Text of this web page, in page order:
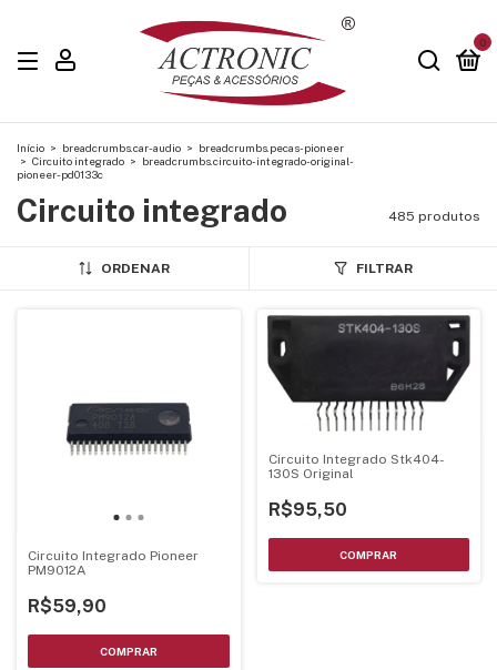
0
Início > breadcrumbs.car-audio > breadcrumbs.pecas-pioneer
> Circuito integrado > breadcrumbs.circuito-integrado-original-
pioneer-pd0133c
Circuito integrado 485 produtos
ORDENAR FILTRAR
Circuito Integrado Pioneer
PM9012A
R$59,90
Circuito Integrado Stk404-
130S Original
R$95,50